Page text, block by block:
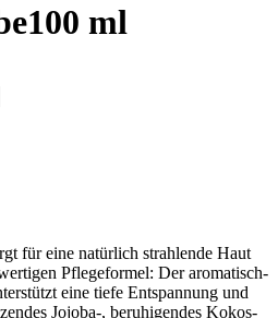
ml
für eine natürlich strahlende Haut
Pflegeformel: Der aromatisch-
eine tiefe Entspannung und
Jojoba-, beruhigendes Kokos-